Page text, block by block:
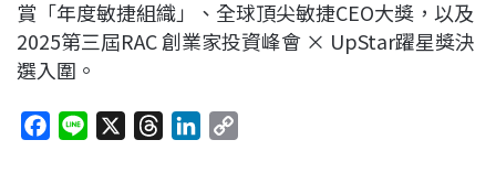
賞「年度敏捷組織」、全球頂尖敏捷CEO大獎，以及
2025第三屆RAC 創業家投資峰會 × UpStar躍星獎決
選入圍。